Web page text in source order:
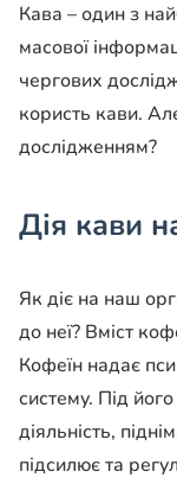
Кава – один з
масової
чергових
користь кави.
дослідженням?
Дія кави
Як діє на наш
до неї? Вміст
Кофеїн надає
систему. Під
діяльність,
підсилює та